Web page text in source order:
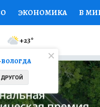
ЭКОНОМИКА В
Я ЗНАЮ СЕМЬЯ
ВОЛОГДА
+23°